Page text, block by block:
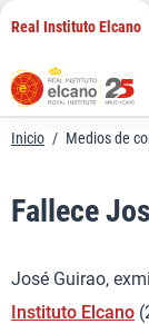
Saltar
contenido
Real Instituto Elcano
Inicio / Medios de
Fallece
José Guirao,
Instituto Elcano